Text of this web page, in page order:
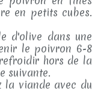
en petits cubes.
d'olive dans une
le poivron 6-8
hors de la
suivante.
la viande avec du